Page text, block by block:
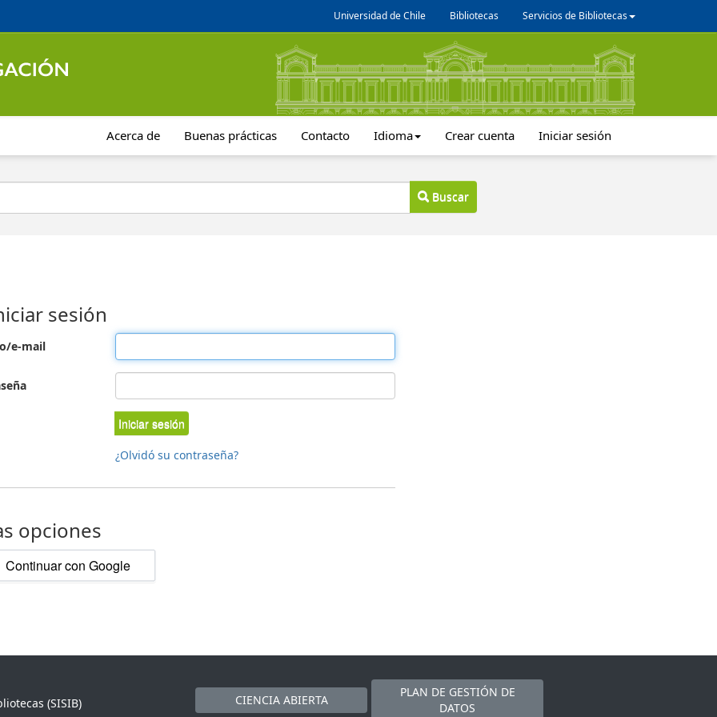
Universidad de Chile Bibliotecas Servicios de Bibliotecas
Acerca de Buenas prácticas Contacto Idioma Crear cuenta Iniciar sesión
Buscar
sesión
e-mail
Iniciar sesión
¿Olvidó su contraseña?
opciones
Continuar con Google
(SISIB)
CIENCIA ABIERTA
PLAN DE GESTIÓN DE
DATOS